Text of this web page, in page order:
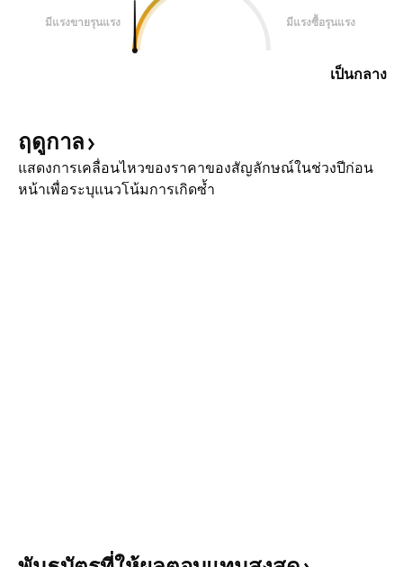
มีแรงขายรุนแรง มีแรงซื้อรุนแรง
เป็นกลาง
ฤดูกาล
แสดงการเคลื่อนไหวของราคาของสัญลักษณ์ในช่วงปีก่อน
หน้าเพื่อระบุแนวโน้มการเกิดซ้ำ